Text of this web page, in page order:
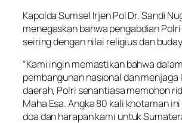
Kapolda Sumsel Irjen Pol Dr. Sandi
menegaskan bahwa pengabdian
seiring dengan nilai religius dan
“Kami ingin memastikan bahwa
pembangunan nasional dan menjaga
daerah, Polri senantiasa memohon
Maha Esa. Angka 80 kali khotaman
doa dan harapan kami untuk